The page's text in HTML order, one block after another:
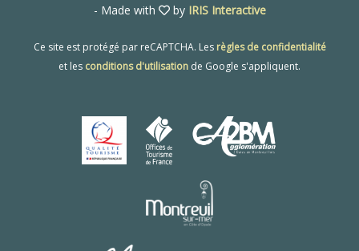
- Made with
by IRIS Interactive
Ce site est protégé par reCAPTCHA. Les règles de confidentialité
et les conditions d'utilisation de Google s'appliquent.